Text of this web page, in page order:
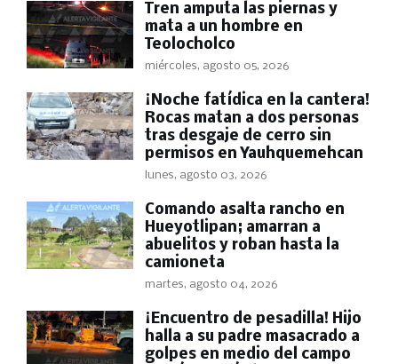
Tren amputa las piernas y
mata a un hombre en
Teolocholco
miércoles, agosto 05, 2026
​¡Noche fatídica en la cantera!
Rocas matan a dos personas
tras desgaje de cerro sin
permisos en Yauhquemehcan
lunes, agosto 03, 2026
Comando asalta rancho en
Hueyotlipan; amarran a
abuelitos y roban hasta la
camioneta
martes, agosto 04, 2026
​¡Encuentro de pesadilla! Hijo
halla a su padre masacrado a
golpes en medio del campo